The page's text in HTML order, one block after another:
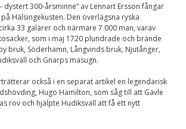
dystert 300-årsminne” av Lennart Ersson fångar
Hälsingekusten. Den överlägsna ryska
33 galärer och närmare 7 000 man, varav
som i maj 1720 plundrade och brände
bruk, Söderhamn, Långvinds bruk, Njutånger,
och Gnarps masugn.
också i en separat artikel en legendarisk
Hugo Hamilton, som såg till att Gävle
rov och hjälpte Hudiksvall att få ett nytt
Marknadsföring
Genom att dela med
dig av dina intressen
och ditt beteende när
du surfar ökar du
chansen att få se
innehåll och
erbjudanden.